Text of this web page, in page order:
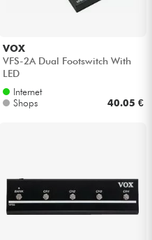
VOX
VFS-2A Dual Footswitch With
LED
Internet
Shops
40.05 €